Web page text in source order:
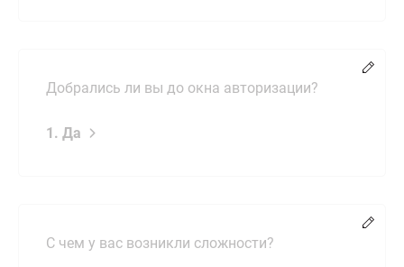
Добрались ли вы до окна авторизации?
1. Да
C чем у вас возникли сложности?